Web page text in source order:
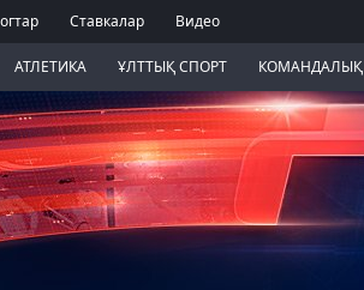
Ставкалар Видео
АТЛЕТИКА ҰЛТТЫҚ СПОРТ КОМАНДАЛЫҚ